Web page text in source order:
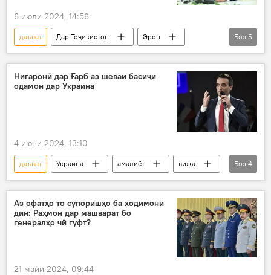
6 июли 2024, 14:56
даъват Дар Тоҷикистон
Эрон
ҳамкорӣ
Душанбе
Сиёсат
паёми табрикот
Эмомалӣ Раҳмон
Боз 5
Нигаронӣ дар Ғарб аз шеваи басиҷи
одамон дар Украина
4 июни 2024, 13:10
даъват Украина амалиёт
вижа
низомӣ
Амният ва мудофиа
Ғарб
Сиёсат
Боз 4
Аз офатҳо то супоришҳо ба ходимони
дин: Раҳмон дар машварат бо
генералҳо чӣ гуфт?
21 майи 2024, 09:44